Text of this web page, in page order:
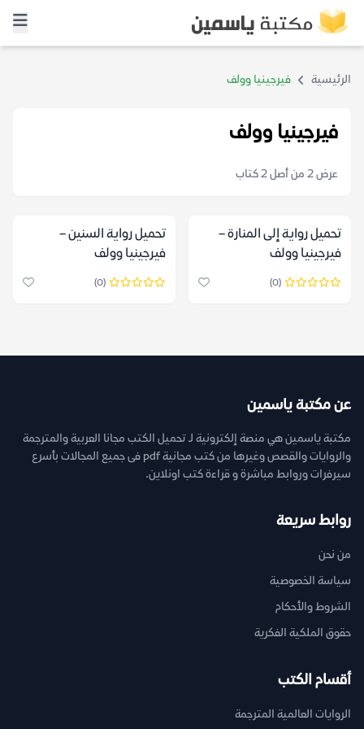
الرئيسية فيرجينيا وولف
فيرجينيا وولف
عرض 2 من أصل 2 كتاب
تحميل رواية إلى المنارة –
فيرجينيا وولف
(0)
تحميل رواية السنين –
فيرجينيا وولف
(0)
عن مكتبة ياسمين
مكتبة ياسمين هي منصة إلكترونية لـ تحميل الكتب مجانا العربية والمترجمة
والروايات والقصص وغيرها من كتب مجانية pdf فى جميع المجالات بأسرع
سيرفرات وروابط مباشرة و قراءة كتب اونلاين.
روابط سريعة
من نحن
سياسة الخصوصية
الشروط والأحكام
حقوق الملكية الفكرية
أقسام الكتب
الروايات العالمية المترجمة